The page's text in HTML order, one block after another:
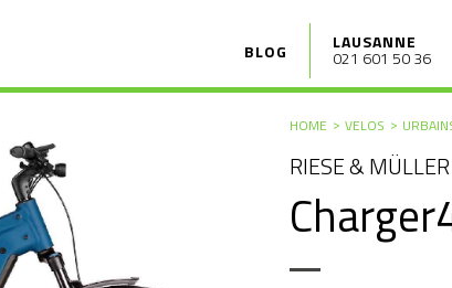
BLOG LAUSANNE
021 601 50 36
HOME VELOS
RIESE & MÜLLER